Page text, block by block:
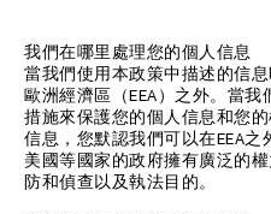
我們在哪里處理您的個人信息
當我們使用本政策中描述的信
歐洲經濟區（EEA）之外。當
措施來保護您的個人信息和您
信息，您默認我們可以在EEA之
美國等國家的政府擁有廣泛的
防和偵查以及執法目的。